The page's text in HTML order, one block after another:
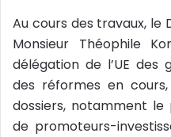
Au cours des travaux, le
Monsieur Théophile
délégation de l’UE des
des réformes en
dossiers, notamment
de promoteurs-